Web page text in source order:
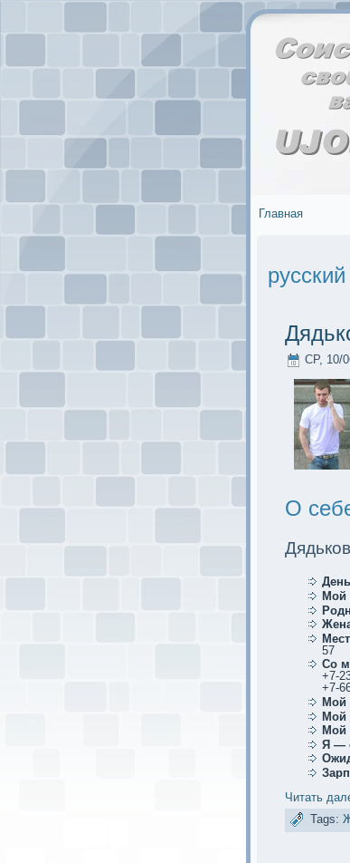
Главная
русский
СР, 10/
О
Мой
57
Со
+7-
+7-
Мой
Мой
Мой
Я —
Читать
Tags: